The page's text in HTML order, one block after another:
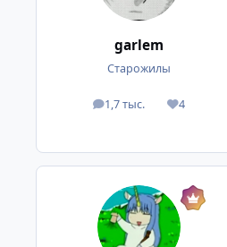
garlem
Старожилы
1,7 тыс.
посты 4
Репутация